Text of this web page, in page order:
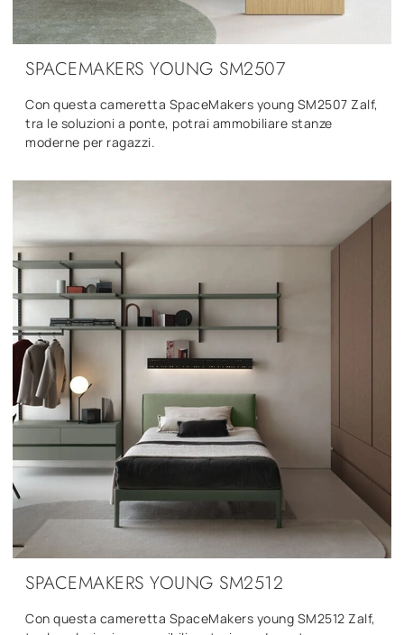
SPACEMAKERS YOUNG SM2507
Con questa cameretta SpaceMakers young SM2507 Zalf,
tra le soluzioni a ponte, potrai ammobiliare stanze
moderne per ragazzi.
SPACEMAKERS YOUNG SM2512
Con questa cameretta SpaceMakers young SM2512 Zalf,